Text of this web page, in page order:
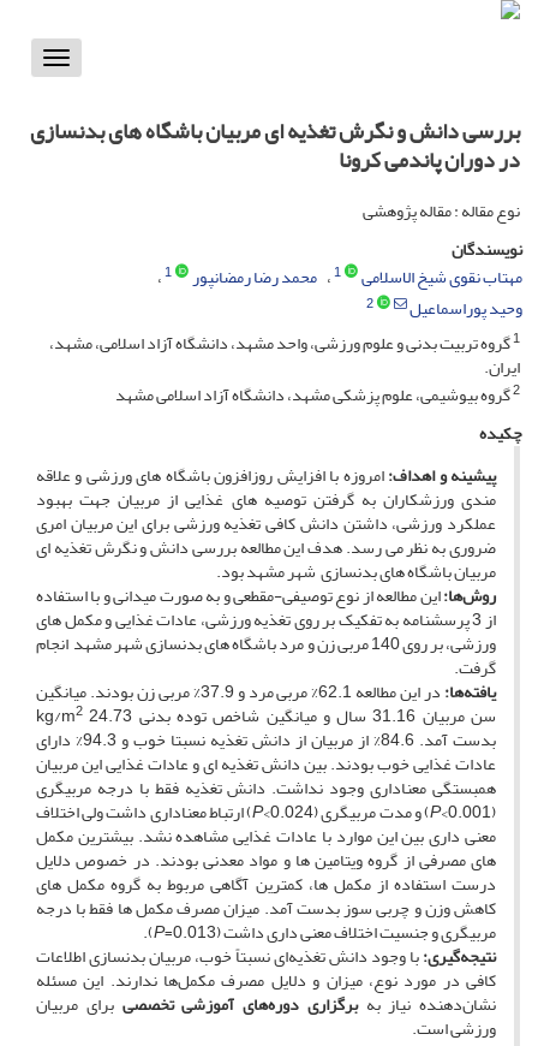
Toggle
بررسی دانش و نگرش تغذیه ای مربیان باشگاه های بدنسازی
در دوران پاندمی کرونا
نوع مقاله : مقاله پژوهشی
نویسندگان
مهتاب نقوی شیخ الاسلامی
1 محمد رضا رمضانپور 1
وحید پوراسماعیل
2
1گروه تربیت بدنی و علوم ورزشی، واحد مشهد، دانشگاه آزاد اسلامی، مشهد،
ایران.
2گروه بیوشیمی، علوم پزشکی مشهد، دانشگاه آزاد اسلامی مشهد
چکیده
پیشینه و اهداف:امروزه با افزایش روزافزون باشگاه های ورزشی و علاقه
مندی ورزشکاران به گرفتن توصیه های غذایی از مربیان جهت بهبود
عملکرد ورزشی، داشتن دانش کافی تغذیه ورزشی برای این مربیان امری
ضروری به نظر می رسد. هدف این مطالعه بررسی دانش و نگرش تغذیه ای
مربیان باشگاه های بدنسازی شهر مشهد بود.
روش‌ها‌:این مطالعه از نوع توصیفی-مقطعی و به صورت میدانی و با استفاده
از 3 پرسشنامه به تفکیک بر روی تغذیه ورزشی، عادات غذایی و مکمل های
ورزشی، بر روی 140 مربی زن و مرد باشگاه های بدنسازی شهر مشهد انجام
گرفت.
یافته‌ها: در این مطالعه 62.1% مربی مرد و 37.9% مربی زن بودند. میانگین
سن مربیان 31.16 سال و میانگین شاخص توده بدنی kg/m 2 24.73
بدست آمد. 84.6% از مربیان از دانش تغذیه نسبتا خوب و 94.3% دارای
عادات غذایی خوب بودند. بین دانش تغذیه ای و عادات غذایی این مربیان
همبستگی معناداری وجود نداشت. دانش تغذیه فقط با درجه مربیگری
(
P<0.001) و مدت مربیگری ( P<0.024) ارتباط معناداری داشت ولی اختلاف
معنی داری بین این موارد با عادات غذایی مشاهده نشد. بیشترین مکمل
های مصرفی از گروه ویتامین ها و مواد معدنی بودند. در خصوص دلایل
درست استفاده از مکمل ها، کمترین آگاهی مربوط به گروه مکمل های
کاهش وزن و چربی سوز بدست آمد. میزان مصرف مکمل ها فقط با درجه
مربیگری و جنسیت اختلاف معنی داری داشت ( P=0.013).
نتیجه‌گیری:با وجود دانش تغذیه‌ای نسبتاً خوب، مربیان بدنسازی اطلاعات
کافی در مورد نوع، میزان و دلایل مصرف مکمل‌ها ندارند. این مسئله
نشان‌دهنده نیاز بهبرگزاری دوره‌های آموزشی تخصصی برای مربیان
ورزشی است.